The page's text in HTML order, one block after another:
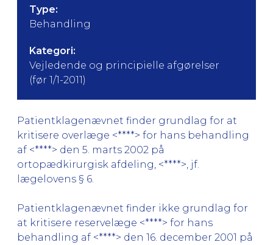
Type:
Behandling
Kategori:
Vejledende og principielle afgørelser
(før 1/1-2011)
Patientklagenævnet finder grundlag for at
kritisere overlæge <****> for hans behandling
af <****> den 5. marts 2002 på
ortopædkirurgisk afdeling, <****>, jf.
lægelovens § 6.
Patientklagenævnet finder ikke grundlag for
at kritisere reservelæge <****> for hans
behandling af <****> den 16. december 2001 på